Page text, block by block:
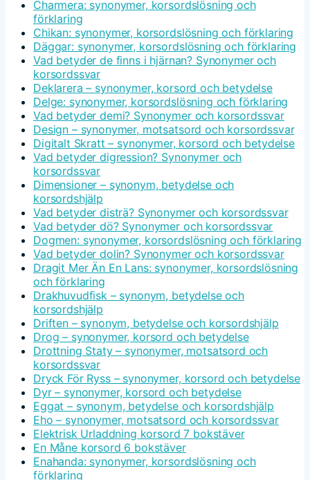
Charmera: synonymer, korsordslösning och
förklaring
Chikan: synonymer, korsordslösning och förklaring
Däggar: synonymer, korsordslösning och förklaring
Vad betyder de finns i hjärnan? Synonymer och
korsordssvar
Deklarera – synonymer, korsord och betydelse
Delge: synonymer, korsordslösning och förklaring
Vad betyder demi? Synonymer och korsordssvar
Design – synonymer, motsatsord och korsordssvar
Digitalt Skratt – synonymer, korsord och betydelse
Vad betyder digression? Synonymer och
korsordssvar
Dimensioner – synonym, betydelse och
korsordshjälp
Vad betyder disträ? Synonymer och korsordssvar
Vad betyder dö? Synonymer och korsordssvar
Dogmen: synonymer, korsordslösning och förklaring
Vad betyder dolin? Synonymer och korsordssvar
Dragit Mer Än En Lans: synonymer, korsordslösning
och förklaring
Drakhuvudfisk – synonym, betydelse och
korsordshjälp
Driften – synonym, betydelse och korsordshjälp
Drog – synonymer, korsord och betydelse
Drottning Staty – synonymer, motsatsord och
korsordssvar
Dryck För Ryss – synonymer, korsord och betydelse
Dyr – synonymer, korsord och betydelse
Eggat – synonym, betydelse och korsordshjälp
Eho – synonymer, motsatsord och korsordssvar
Elektrisk Urladdning korsord 7 bokstäver
En Måne korsord 6 bokstäver
Enahanda: synonymer, korsordslösning och
förklaring